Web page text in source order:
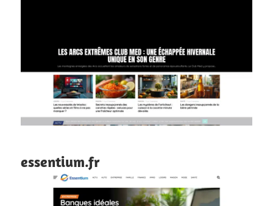
essentium.fr